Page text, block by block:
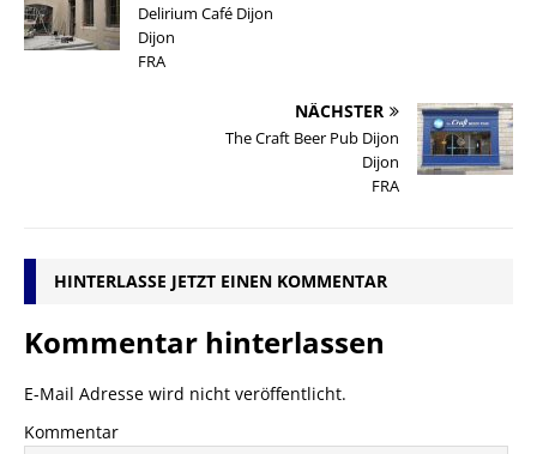
Delirium Café Dijon
Dijon
FRA
NÄCHSTER
The Craft Beer Pub Dijon
Dijon
FRA
HINTERLASSE JETZT EINEN KOMMENTAR
Kommentar hinterlassen
E-Mail Adresse wird nicht veröffentlicht.
Kommentar